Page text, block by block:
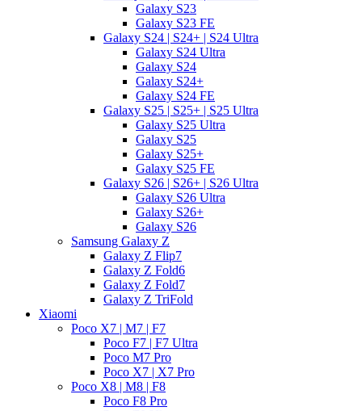
Galaxy S23
Galaxy S23 FE
Galaxy S24 | S24+ | S24 Ultra
Galaxy S24 Ultra
Galaxy S24
Galaxy S24+
Galaxy S24 FE
Galaxy S25 | S25+ | S25 Ultra
Galaxy S25 Ultra
Galaxy S25
Galaxy S25+
Galaxy S25 FE
Galaxy S26 | S26+ | S26 Ultra
Galaxy S26 Ultra
Galaxy S26+
Galaxy S26
Samsung Galaxy Z
Galaxy Z Flip7
Galaxy Z Fold6
Galaxy Z Fold7
Galaxy Z TriFold
Xiaomi
Poco X7 | M7 | F7
Poco F7 | F7 Ultra
Poco M7 Pro
Poco X7 | X7 Pro
Poco X8 | M8 | F8
Poco F8 Pro